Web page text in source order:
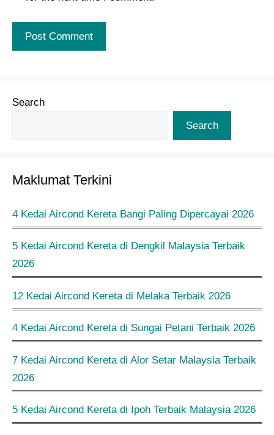
Search
Search
Maklumat Terkini
4 Kedai Aircond Kereta Bangi Paling Dipercayai 2026
5 Kedai Aircond Kereta di Dengkil Malaysia Terbaik
2026
12 Kedai Aircond Kereta di Melaka Terbaik 2026
4 Kedai Aircond Kereta di Sungai Petani Terbaik 2026
7 Kedai Aircond Kereta di Alor Setar Malaysia Terbaik
2026
5 Kedai Aircond Kereta di Ipoh Terbaik Malaysia 2026